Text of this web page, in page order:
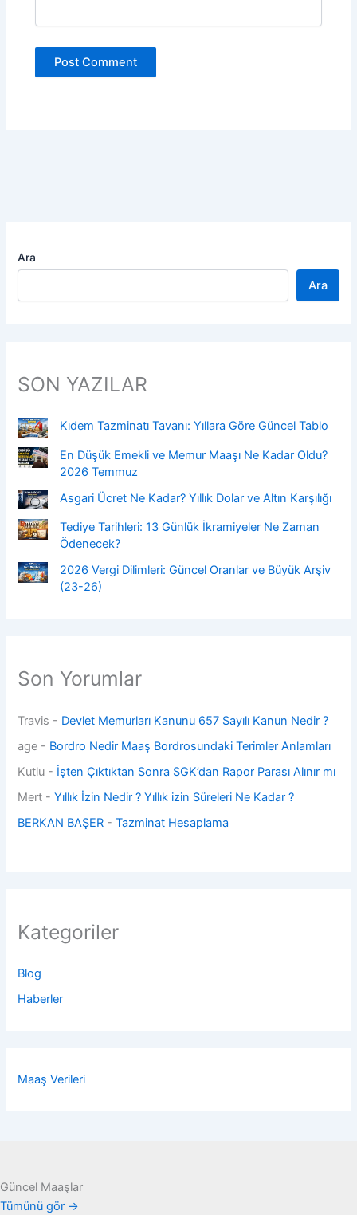
Ara
Ara
SON YAZILAR
Kıdem Tazminatı Tavanı: Yıllara Göre Güncel Tablo
En Düşük Emekli ve Memur Maaşı Ne Kadar Oldu?
2026 Temmuz
Asgari Ücret Ne Kadar? Yıllık Dolar ve Altın Karşılığı
Tediye Tarihleri: 13 Günlük İkramiyeler Ne Zaman
Ödenecek?
2026 Vergi Dilimleri: Güncel Oranlar ve Büyük Arşiv
(23-26)
Son Yorumlar
Travis - Devlet Memurları Kanunu 657 Sayılı Kanun Nedir ?
age - Bordro Nedir Maaş Bordrosundaki Terimler Anlamları
Kutlu - İşten Çıktıktan Sonra SGK’dan Rapor Parası Alınır mı
Mert -Yıllık İzin Nedir ? Yıllık izin Süreleri Ne Kadar ?
BERKAN BAŞER -Tazminat Hesaplama
Kategoriler
Blog
Haberler
Maaş Verileri
Güncel Maaşlar
Tümünü gör →